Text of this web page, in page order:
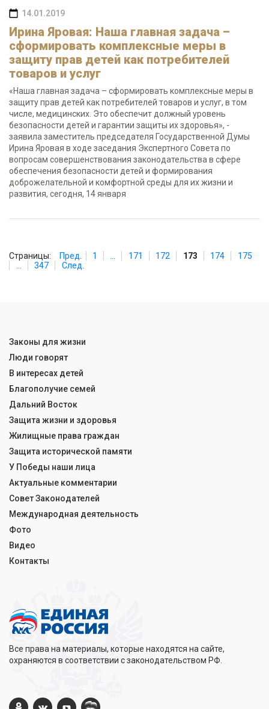
14.01.2019
Ирина Яровая: Наша главная задача –
сформировать комплексные меры в
защиту прав детей как потребителей
товаров и услуг
«Наша главная задача – сформировать комплексные меры в
защиту прав детей как потребителей товаров и услуг, в том
числе, медицинских. Это обеспечит должный уровень
безопасности детей и гарантии защиты их здоровья», -
заявила заместитель председателя Государственной Думы
Ирина Яровая в ходе заседания Экспертного Совета по
вопросам совершенствования законодательства в сфере
обеспечения безопасности детей и формирования
доброжелательной и комфортной среды для их жизни и
развития, сегодня, 14 января
Страницы: Пред. 1 171 172 173 174
175
347 След.
Все права на материалы, которые находятся на сайте,
охраняются в соответствии с законодательством РФ.
Законы для жизни
Люди говорят
В интересах детей
Благополучие семей
Дальний Восток
Защита жизни и здоровья
Жилищные права граждан
Защита исторической памяти
У Победы наши лица
Актуальные комментарии
Совет Законодателей
Международная деятельность
Фото
Видео
Контакты